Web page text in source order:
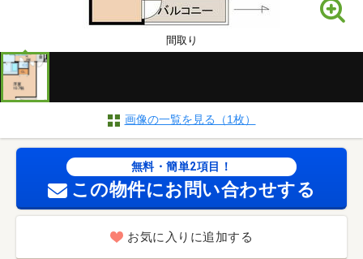
間取り
画像の一覧を見る（1枚）
無料・簡単2項目！
この物件にお問い合わせする
お気に入りに追加する